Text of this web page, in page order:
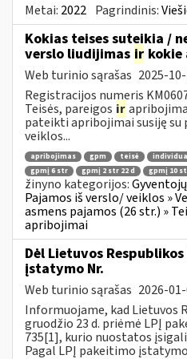
Metai: 2022 Pagrindinis:
Kokias teises suteikia /
verslo liudijimas ir
Web turinio sąrašas 2025-
Registracijos numeris
Teisės, pareigos ir
pateikti apribojimai susiję su
veiklos...
apribojimas gpm teisė
gpmį 6 str
gpmį 2 str 22 d gpmį 10
žinyno kategorijos:
Pajamos iš verslo/ veiklos »
asmens pajamos (26 str.) »
apribojimai
Dėl Lietuvos
įstatymo Nr.
Web turinio sąrašas 2026-
Informuojame, kad Lietuvos
gruodžio 23 d. priėmė LPĮ
735[1], kurio nuostatos
Pagal LPĮ pakeitimo